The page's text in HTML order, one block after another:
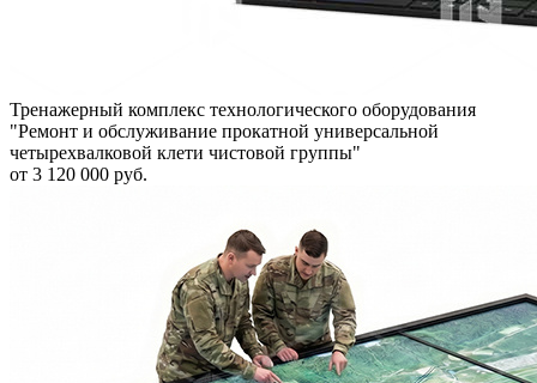
Тренажерный комплекс технологического оборудования
"Ремонт и обслуживание прокатной универсальной
четырехвалковой клети чистовой группы"
от 3 120 000 руб.